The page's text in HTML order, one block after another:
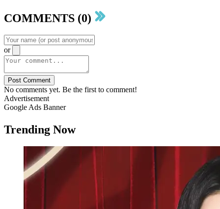
COMMENTS (0)
or
Post Comment
No comments yet. Be the first to comment!
Advertisement
Google Ads Banner
Trending Now